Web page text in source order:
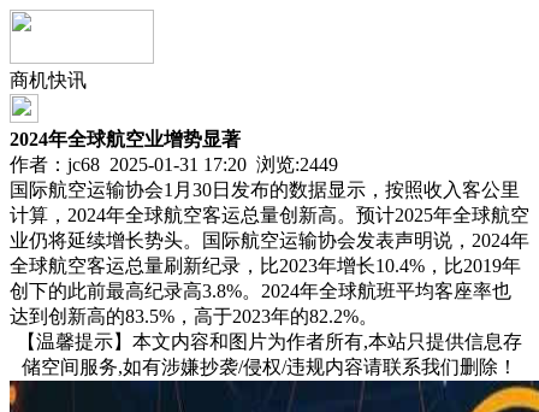
商机快讯
2024年全球航空业增势显著
作者：jc68 2025-01-31 17:20 浏览:2449
国际航空运输协会1月30日发布的数据显示，按照收入客公里
计算，2024年全球航空客运总量创新高。预计2025年全球航空
业仍将延续增长势头。国际航空运输协会发表声明说，2024年
全球航空客运总量刷新纪录，比2023年增长10.4%，比2019年
创下的此前最高纪录高3.8%。2024年全球航班平均客座率也
达到创新高的83.5%，高于2023年的82.2%。
【温馨提示】本文内容和图片为作者所有,本站只提供信息存
储空间服务,如有涉嫌抄袭/侵权/违规内容请联系我们删除！